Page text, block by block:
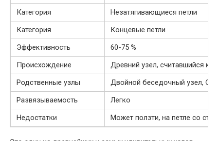
Категория
Незатягивающиеся петли
Категория
Концевые петли
Эффективность
60-75 %
Происхождение
Древний узел, считавшийся
Родственные узлы
Двойной беседочный узел,
Развязываемость
Легко
Недостатки
Может ползти, на петле со